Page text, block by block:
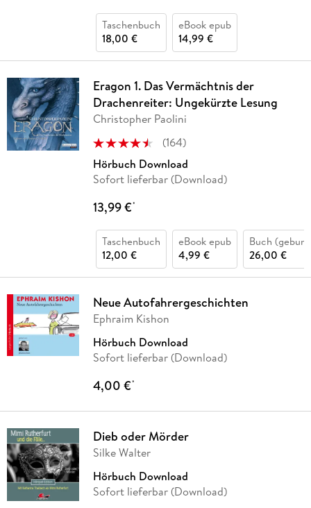
Taschenbuch
18,00 €
eBook epub
14,99 €
Eragon 1. Das Vermächtnis der
Drachenreiter: Ungekürzte Lesung
Christopher Paolini
(164)
Hörbuch Download
Sofort lieferbar (Download)
13,99 €*
Taschenbuch
12,00 €
eBook epub
4,99 €
Buch
26,00 €
Neue Autofahrergeschichten
Ephraim Kishon
Hörbuch Download
Sofort lieferbar (Download)
4,00 €*
Dieb oder Mörder
Silke Walter
Hörbuch Download
Sofort lieferbar (Download)